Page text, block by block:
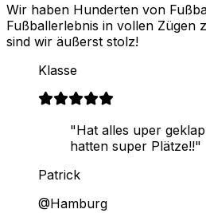
Wir haben Hunderten von
Fußballerlebnis in vollen Zügen
sind wir äußerst stolz!
Klasse
"Hat alles uper
hatten super Plätze!!"
Patrick
@Hamburg